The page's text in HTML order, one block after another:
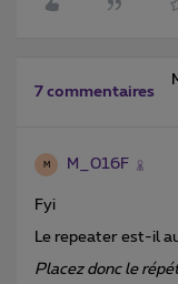
7 commentaires
M M_016F
Fyi
Le repeater est-il
Placez donc le